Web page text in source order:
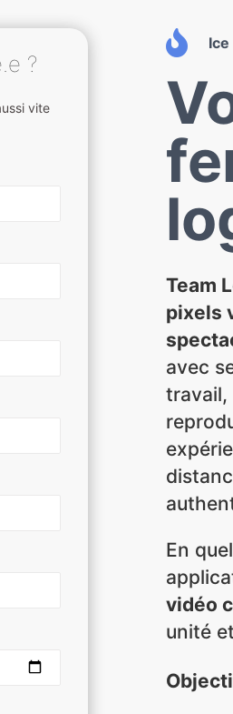
?
vite

Team
pixels
avec
travail,
En
vidéo
unité